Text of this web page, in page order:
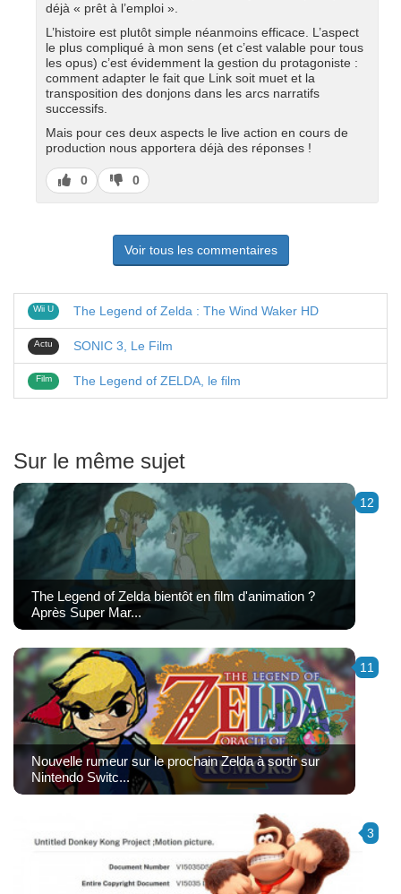
déjà « prêt à l’emploi ».
L’histoire est plutôt simple néanmoins efficace. L’aspect
le plus compliqué à mon sens (et c’est valable pour tous
les opus) c’est évidemment la gestion du protagoniste :
comment adapter le fait que Link soit muet et la
transposition des donjons dans les arcs narratifs
successifs.
Mais pour ces deux aspects le live action en cours de
production nous apportera déjà des réponses !
J’aime
0
J’aime
pas
0
Voir tous les commentaires
Wii U The Legend of Zelda : The Wind Waker HD
Actu SONIC 3, Le Film
Film The Legend of ZELDA, le film
Sur le même sujet
12
The Legend of Zelda bientôt en film d'animation ?
Après Super Mar...
11
Nouvelle rumeur sur le prochain Zelda à sortir sur
Nintendo Switc...
3